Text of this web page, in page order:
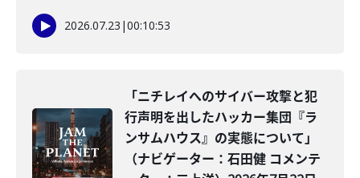
2026.07.23 |00:10:53
「ニチレイへのサイバー攻撃と犯
行声明を出したハッカー集団『ラ
ンサムハウス』の実態について」
（ナビゲーター：石田健 コメンテ